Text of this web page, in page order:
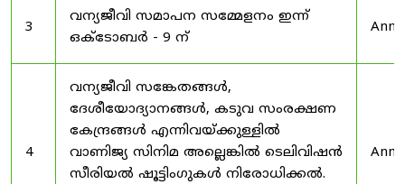
3
വന്യജീവി സമാപന സമ്മേളനം ഇന്ന്
ഒക്ടോബർ - 9 ന്
4
വന്യജീവി സങ്കേതങ്ങൾ,
ദേശീയോദ്യാനങ്ങൾ, കടുവ സംരക്ഷണ
കേന്ദ്രങ്ങൾ എന്നിവയ്ക്കുള്ളിൽ
വാണിജ്യ സിനിമ അല്ലെങ്കിൽ ടെലിവിഷൻ
സീരിയൽ ഷൂട്ടിംഗുകൾ നിരോധിക്കൽ.